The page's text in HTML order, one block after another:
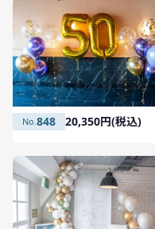
848 20,350円(税込)